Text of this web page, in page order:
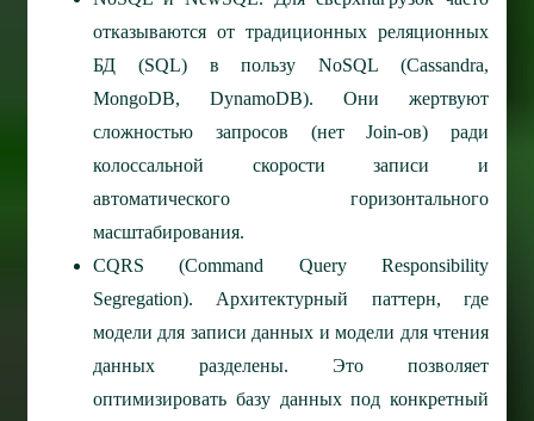
отказываются от традиционных реляционных
БД (SQL) в пользу NoSQL (Cassandra,
MongoDB, DynamoDB). Они жертвуют
сложностью запросов (нет Join-ов) ради
колоссальной скорости записи и
автоматического горизонтального
масштабирования.
CQRS (Command Query Responsibility
Segregation). Архитектурный паттерн, где
модели для записи данных и модели для чтения
данных разделены. Это позволяет
оптимизировать базу данных под конкретный